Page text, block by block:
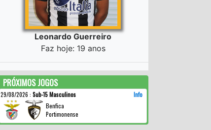
Leonardo Guerreiro
Faz hoje: 19 anos
PRÓXIMOS JOGOS
29/08/2026 : Sub-15 Masculinos
Info
Benfica
Portimonense